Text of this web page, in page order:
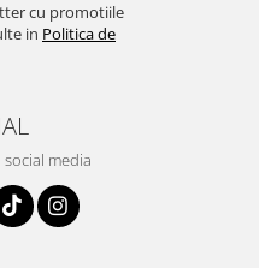
cu promotiile
in Politica de
media